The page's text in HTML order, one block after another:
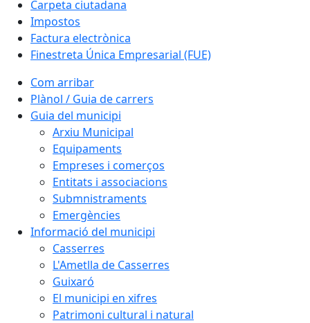
Carpeta ciutadana
Impostos
Factura electrònica
Finestreta Única Empresarial (FUE)
Com arribar
Plànol / Guia de carrers
Guia del municipi
Arxiu Municipal
Equipaments
Empreses i comerços
Entitats i associacions
Submnistraments
Emergències
Informació del municipi
Casserres
L'Ametlla de Casserres
Guixaró
El municipi en xifres
Patrimoni cultural i natural